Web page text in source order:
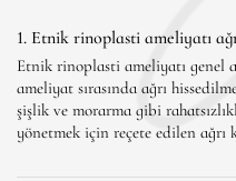
1. Etnik rinoplasti ameliyatı
Etnik rinoplasti ameliyatı genel
ameliyat sırasında ağrı
şişlik ve morarma gibi
yönetmek için reçete edilen ağrı